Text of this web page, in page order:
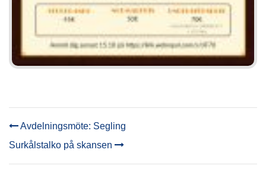
POST
NAVIGATION
Avdelningsmöte: Segling
Surkålstalko på skansen